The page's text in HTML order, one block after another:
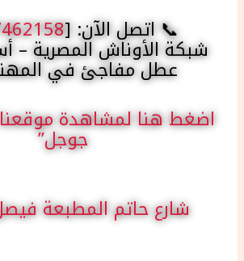
📞 اتصل الآن: [
شبكة الأوناش المصرية –
عطل مفاجئ في
اضغط هنا لمشاهدة
جوجل”
شارع حاتم المطبعة